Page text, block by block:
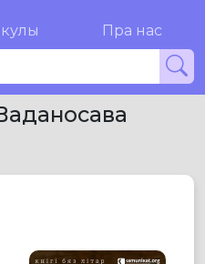
Пра нас